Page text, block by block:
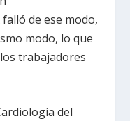
de ese modo,
modo, lo que
trabajadores
del